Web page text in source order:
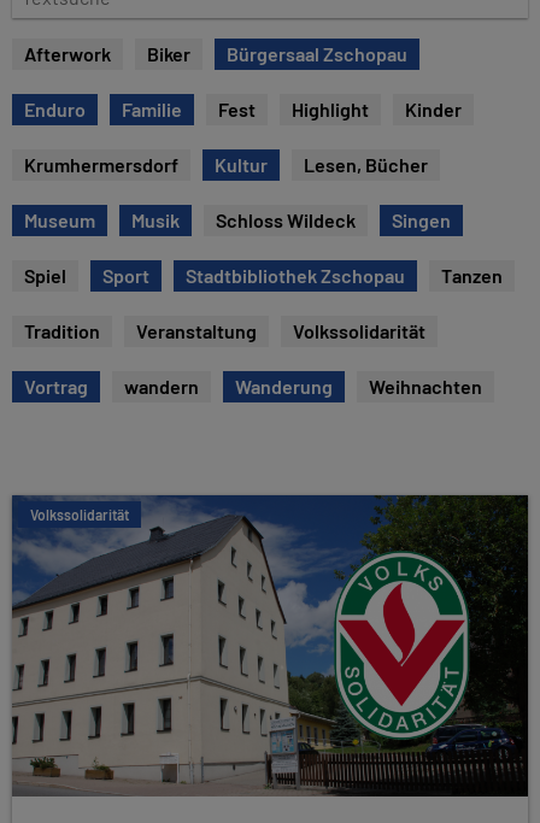
e
s
u
e
Afterwork Biker Bürgersaal Zschopau
Enduro Familie Fest Highlight Kinder
Krumhermersdorf Kultur Lesen, Bücher
Museum Musik Schloss Wildeck Singen
Spiel Sport Stadtbibliothek Zschopau Tanzen
Tradition Veranstaltung Volkssolidarität
Vortrag wandern Wanderung Weihnachten
Volkssolidarität